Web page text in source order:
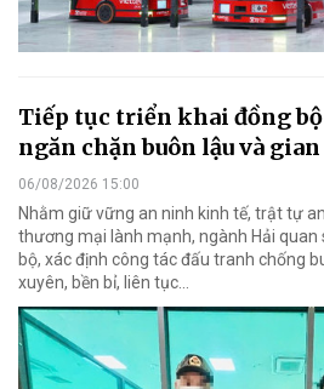
Tiếp tục triển khai đồng
ngăn chặn buôn lậu và
06/08/2026 15:00
Nhằm giữ vững an ninh kinh tế, trật tự
thương mại lành mạnh, ngành Hải quan
bộ, xác định công tác đấu tranh chống
xuyên, bền bỉ, liên tục…